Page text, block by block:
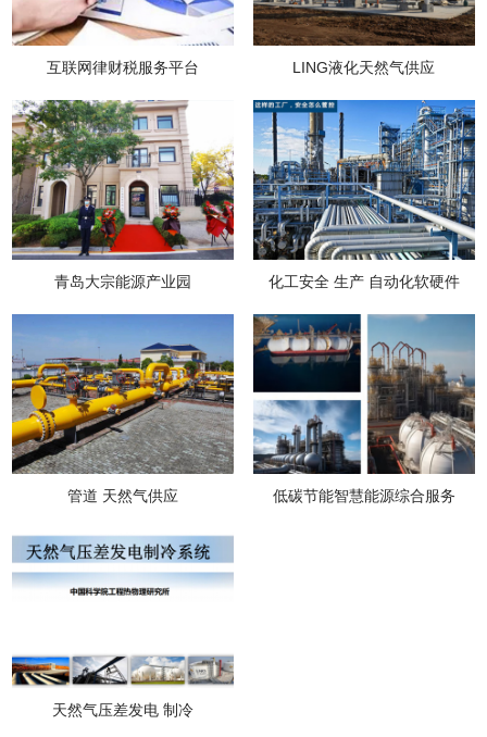
互联网律财税服务平台 LING液化天然气供应
青岛大宗能源产业园 化工安全 生产 自动化软硬件
管道 天然气供应 低碳节能智慧能源综合服务
天然气压差发电 制冷